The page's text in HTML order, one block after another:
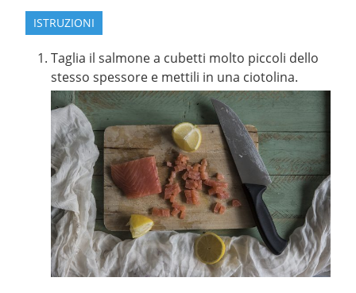
ISTRUZIONI
Taglia il salmone a cubetti molto piccoli dello
stesso spessore e mettili in una ciotolina.